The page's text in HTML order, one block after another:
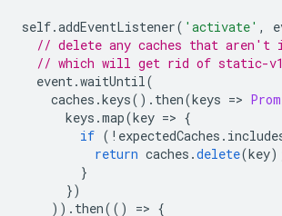
self.addEventListener( 'activate' ,
// delete any caches that aren't in
// which will get rid of static-v1
event.waitUntil(
caches .keys(). then(keys =>
keys .map(key => {
if ( ! expectedCaches .
return caches .delete(key
}
})
)). then(() => {